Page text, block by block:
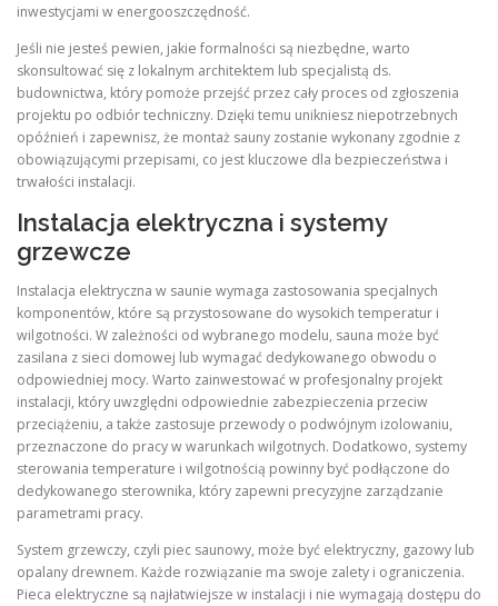
inwestycjami w energooszczędność.
Jeśli nie jesteś pewien, jakie formalności są niezbędne, warto
skonsultować się z lokalnym architektem lub specjalistą ds.
budownictwa, który pomoże przejść przez cały proces od zgłoszenia
projektu po odbiór techniczny. Dzięki temu unikniesz niepotrzebnych
opóźnień i zapewnisz, że montaż sauny zostanie wykonany zgodnie z
obowiązującymi przepisami, co jest kluczowe dla bezpieczeństwa i
trwałości instalacji.
Instalacja elektryczna i systemy
grzewcze
Instalacja elektryczna w saunie wymaga zastosowania specjalnych
komponentów, które są przystosowane do wysokich temperatur i
wilgotności. W zależności od wybranego modelu, sauna może być
zasilana z sieci domowej lub wymagać dedykowanego obwodu o
odpowiedniej mocy. Warto zainwestować w profesjonalny projekt
instalacji, który uwzględni odpowiednie zabezpieczenia przeciw
przeciążeniu, a także zastosuje przewody o podwójnym izolowaniu,
przeznaczone do pracy w warunkach wilgotnych. Dodatkowo, systemy
sterowania temperature i wilgotnością powinny być podłączone do
dedykowanego sterownika, który zapewni precyzyjne zarządzanie
parametrami pracy.
System grzewczy, czyli piec saunowy, może być elektryczny, gazowy lub
opalany drewnem. Każde rozwiązanie ma swoje zalety i ograniczenia.
Pieca elektryczne są najłatwiejsze w instalacji i nie wymagają dostępu do